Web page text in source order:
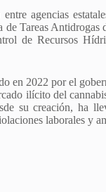
agencias
Tareas
de Recursos
en 2022 por el
ilícito del
su creación, ha
laborales y